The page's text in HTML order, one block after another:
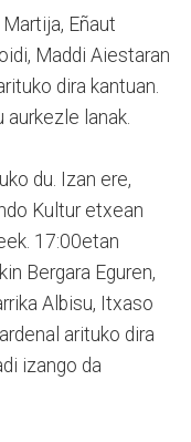
Eñaut
Maddi Aiestaran
dira kantuan.
lanak.
du. Izan ere,
Kultur etxean
17:00etan
Bergara Eguren,
Albisu, Itxaso
arituko dira
izango da